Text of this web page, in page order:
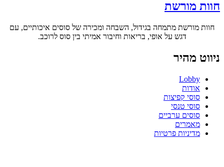
חוות מורשת
חוות מורשת מתמחה בגידול, השבחה ומכירה של סוסים איכותיים, עם
דגש על אופי, בריאות וחיבור אמיתי בין סוס לרוכב.
ניווט מהיר
Lobby
אודות
סוסי קפיצות
סוסי טנסי
סוסים ערביים
מאמרים
מדיניות פרטיות